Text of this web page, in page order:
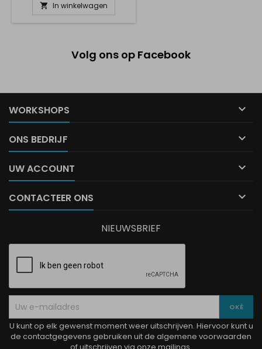
 In winkelwagen
Volg ons op Facebook
WORKSHOPS 
ONS BEDRIJF 
UW ACCOUNT 
CONTACTEER ONS 
NIEUWSBRIEF
U kunt op elk gewenst moment weer uitschrijven. Hiervoor kunt u
de contactgegevens gebruiken uit de algemene voorwaarden